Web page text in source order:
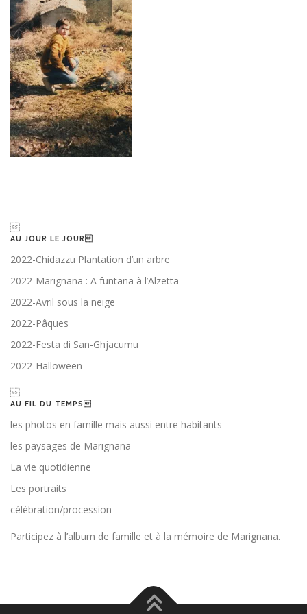
AU JOUR LE JOUR
2022-Chidazzu Plantation d’un arbre
2022-Marignana : A funtana à l’Alzetta
2022-Avril sous la neige
2022-Pâques
2022-Festa di San-Ghjacumu
2022-Halloween
AU FIL DU TEMPS
les photos en famille mais aussi entre habitants
les paysages de Marignana
La vie quotidienne
Les portraits
célébration/procession
Participez à l’album de famille et à la mémoire de Marignana.